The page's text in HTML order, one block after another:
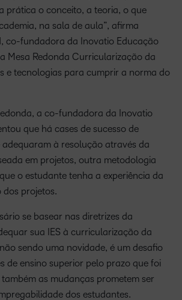
prática o conceito, a teoria, o que
na sala de aula”, afirma
co-fundadora da Inovatio Educação
Mesa Redonda Curricularização da
e tecnologias para cumprir a norma do
a co-fundadora da Inovatio
que há cases de sucesso de
adequaram à resolução através da
em projetos, outra metodologia
o estudante tenha a experiência da
dos projetos.
se basear nas diretrizes da
sua IES à curricularização da
sendo uma novidade, é um desafio
de ensino superior pelo prazo que foi
as mudanças prometem ser
dos estudantes.